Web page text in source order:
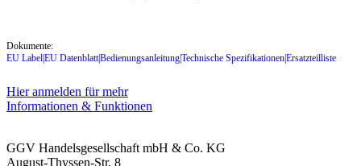
Dokumente:
EU Label|EU Datenblatt|Bedienungsanleitung|Technische Spezifikationen|Ersatzteilliste
Hier anmelden für mehr
Informationen & Funktionen
GGV Handelsgesellschaft mbH & Co. KG
August-Thyssen-Str. 8